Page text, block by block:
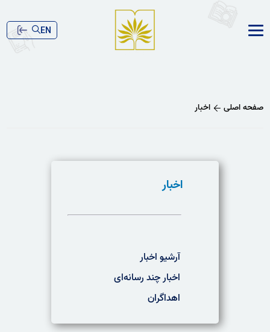
EN
صفحه اصلی اخبار
اخبار
آرشیو اخبار
اخبار چند رسانه‌ای
اهداگران